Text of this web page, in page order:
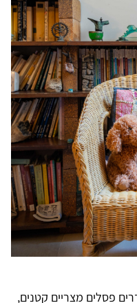
פסלים מצריים קטנים,